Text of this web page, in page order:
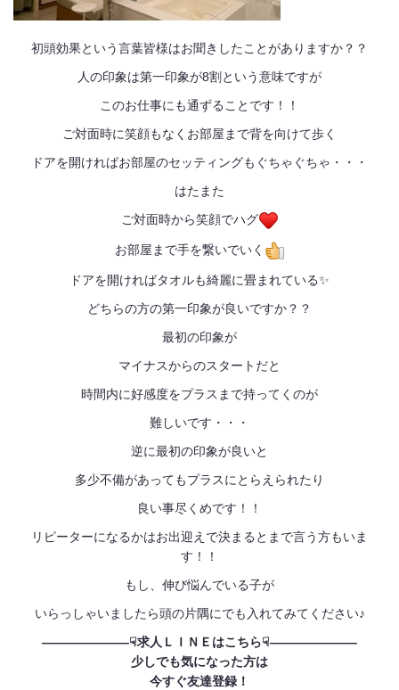
初頭効果という言葉皆様はお聞きしたことがありますか？？
人の印象は第一印象が8割という意味ですが
このお仕事にも通ずることです！！
ご対面時に笑顔もなくお部屋まで背を向けて歩く
ドアを開ければお部屋のセッティングもぐちゃぐちゃ・・・
はたまた
ご対面時から笑顔でハグ
お部屋まで手を繋いでいく
ドアを開ければタオルも綺麗に畳まれている✨
どちらの方の第一印象が良いですか？？
最初の印象が
マイナスからのスタートだと
時間内に好感度をプラスまで持ってくのが
難しいです・・・
逆に最初の印象が良いと
多少不備があってもプラスにとらえられたり
良い事尽くめです！！
リピーターになるかはお出迎えで決まるとまで言う方もいま
す！！
もし、伸び悩んでいる子が
いらっしゃいましたら頭の片隅にでも入れてみてください♪
———————☟求人ＬＩＮＥはこちら☟———————
少しでも気になった方は
今すぐ友達登録！